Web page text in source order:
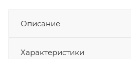
Описание
Тяга рычага переключения
Показать
Характеристики